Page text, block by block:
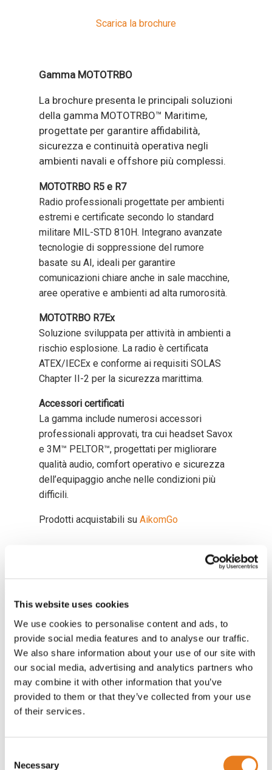
This website uses cookies
We use cookies to personalise content and ads, to
provide social media features and to analyse our traffic.
We also share information about your use of our site with
our social media, advertising and analytics partners who
may combine it with other information that you’ve
provided to them or that they’ve collected from your use
of their services.
Selection
Necessary
Scarica la brochure
Gamma MOTOTRBO
La brochure presenta le principali soluzioni
della gamma MOTOTRBO™ Maritime,
progettate per garantire affidabilità,
sicurezza e continuità operativa negli
ambienti navali e offshore più complessi.
MOTOTRBO R5 e R7
Radio professionali progettate per ambienti
estremi e certificate secondo lo standard
militare MIL-STD 810H. Integrano avanzate
tecnologie di soppressione del rumore
basate su AI, ideali per garantire
comunicazioni chiare anche in sale macchine,
aree operative e ambienti ad alta rumorosità.
MOTOTRBO R7Ex
Soluzione sviluppata per attività in ambienti a
rischio esplosione. La radio è certificata
ATEX/IECEx e conforme ai requisiti SOLAS
Chapter II-2 per la sicurezza marittima.
Accessori certificati
La gamma include numerosi accessori
professionali approvati, tra cui headset Savox
e 3M™ PELTOR™, progettati per migliorare
qualità audio, comfort operativo e sicurezza
dell’equipaggio anche nelle condizioni più
difficili.
Prodotti acquistabili su AikomGo
Conformità normativa e certificazioni
navali
L’utilizzo di apparati non certificati o non
dell’equipaggio e, in alcuni casi, influire